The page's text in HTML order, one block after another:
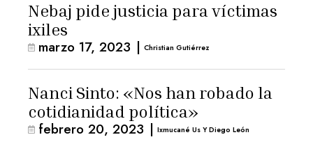
Nebaj pide justicia para víctimas
ixiles
marzo 17, 2023 | Christian Gutiérrez
Nanci Sinto: «Nos han robado la
cotidianidad política»
febrero 20, 2023 | Ixmucané Us Y Diego León